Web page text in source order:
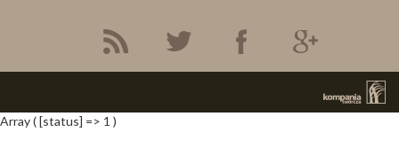
Array ( [status] => 1 )